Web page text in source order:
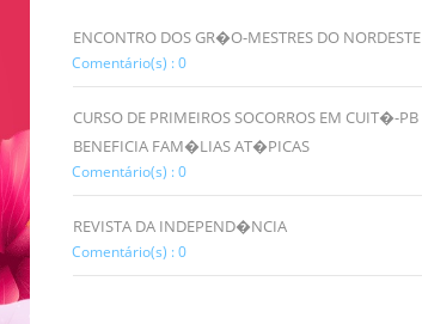
ENCONTRO DOS GR�O-MESTRES DO NORDESTE
Comentário(s) : 0
CURSO DE PRIMEIROS SOCORROS EM CUIT�-PB
BENEFICIA FAM�LIAS AT�PICAS
Comentário(s) : 0
REVISTA DA INDEPEND�NCIA
Comentário(s) : 0